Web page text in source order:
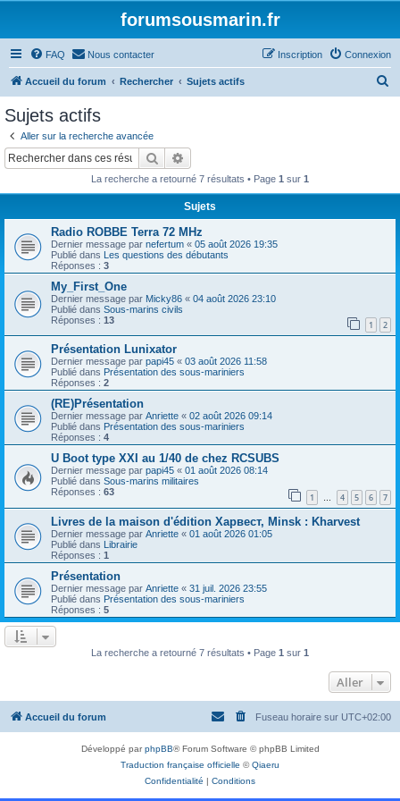
forumsousmarin.fr
FAQ Nous contacter Connexion
Inscription
Accueil du forum Rechercher Sujets actifs
r
Sujets actifs
Aller sur la recherche avancée
Rechercher
La recherche a retourné 7 résultats • Page 1 sur 1
Sujets
Radio ROBBE Terra 72 MHz
Dernier message par nefertum « 05 août 2026 19:35
Publié dans Les questions des débutants
Réponses : 3
My_First_One
Dernier message par Micky86 « 04 août 2026 23:10
Publié dans Sous-marins civils
Réponses : 13 1 2
Présentation Lunixator
Dernier message par papi45 « 03 août 2026 11:58
Publié dans Présentation des sous-mariniers
Réponses : 2
(RE)Présentation
Dernier message par Anriette « 02 août 2026 09:14
Publié dans Présentation des sous-mariniers
Réponses : 4
U Boot type XXI au 1/40 de chez RCSUBS
Dernier message par papi45 « 01 août 2026 08:14
Publié dans Sous-marins militaires
Réponses : 63 1 … 4 5 6 7
Livres de la maison d'édition Харвест, Minsk : Kharvest
Dernier message par Anriette « 01 août 2026 01:05
Publié dans Librairie
Réponses : 1
Présentation
Dernier message par Anriette « 31 juil. 2026 23:55
Publié dans Présentation des sous-mariniers
Réponses : 5
La recherche a retourné 7 résultats • Page 1 sur 1
Aller
Accueil du forum Fuseau horaire sur UTC+02:00
Développé parphpBB® Forum Software © phpBB Limited
Traduction française officielle ©Qiaeru
Confidentialité | Conditions